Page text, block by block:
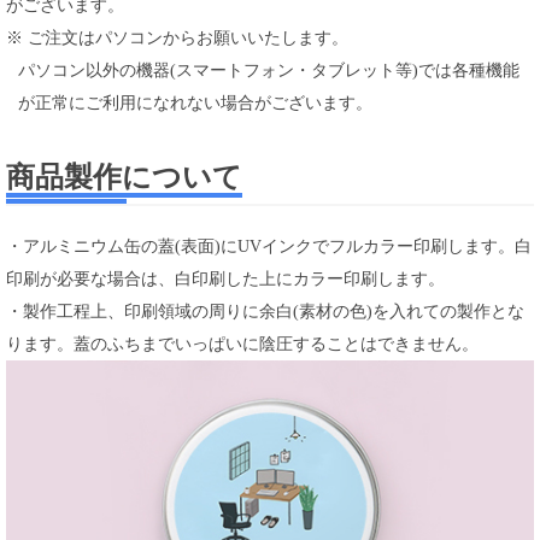
がございます。
※ ご注文はパソコンからお願いいたします。
パソコン以外の機器(スマートフォン・タブレット等)では各種機能
が正常にご利用になれない場合がございます。
商品製作について
・アルミニウム缶の蓋(表面)にUVインクでフルカラー印刷します。白
印刷が必要な場合は、白印刷した上にカラー印刷します。
・製作工程上、印刷領域の周りに余白(素材の色)を入れての製作とな
ります。蓋のふちまでいっぱいに陰圧することはできません。